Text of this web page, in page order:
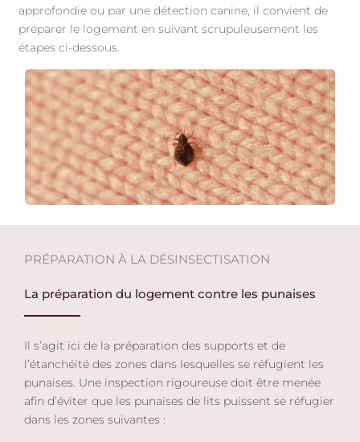
approfondie ou par une détection canine, il convient de
préparer le logement en suivant scrupuleusement les
étapes ci-dessous.
PRÉPARATION À LA DÉSINSECTISATION
La préparation du logement contre les punaises
Il s’agit ici de la préparation des supports et de
l’étanchéité des zones dans lesquelles se réfugient les
punaises. Une inspection rigoureuse doit être menée
afin d’éviter que les punaises de lits puissent se réfugier
dans les zones suivantes :